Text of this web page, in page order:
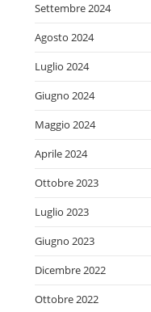
Settembre 2024
Agosto 2024
Luglio 2024
Giugno 2024
Maggio 2024
Aprile 2024
Ottobre 2023
Luglio 2023
Giugno 2023
Dicembre 2022
Ottobre 2022